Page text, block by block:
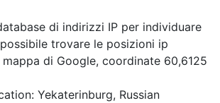
di indirizzi IP per individuare
possibile trovare le posizioni ip
di Google, coordinate 60,6125
Yekaterinburg, Russian